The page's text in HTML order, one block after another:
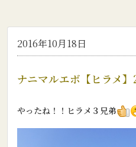
2016年10月18日
ナニマルエボ【ヒラメ
やったね！！ヒラメ３兄弟